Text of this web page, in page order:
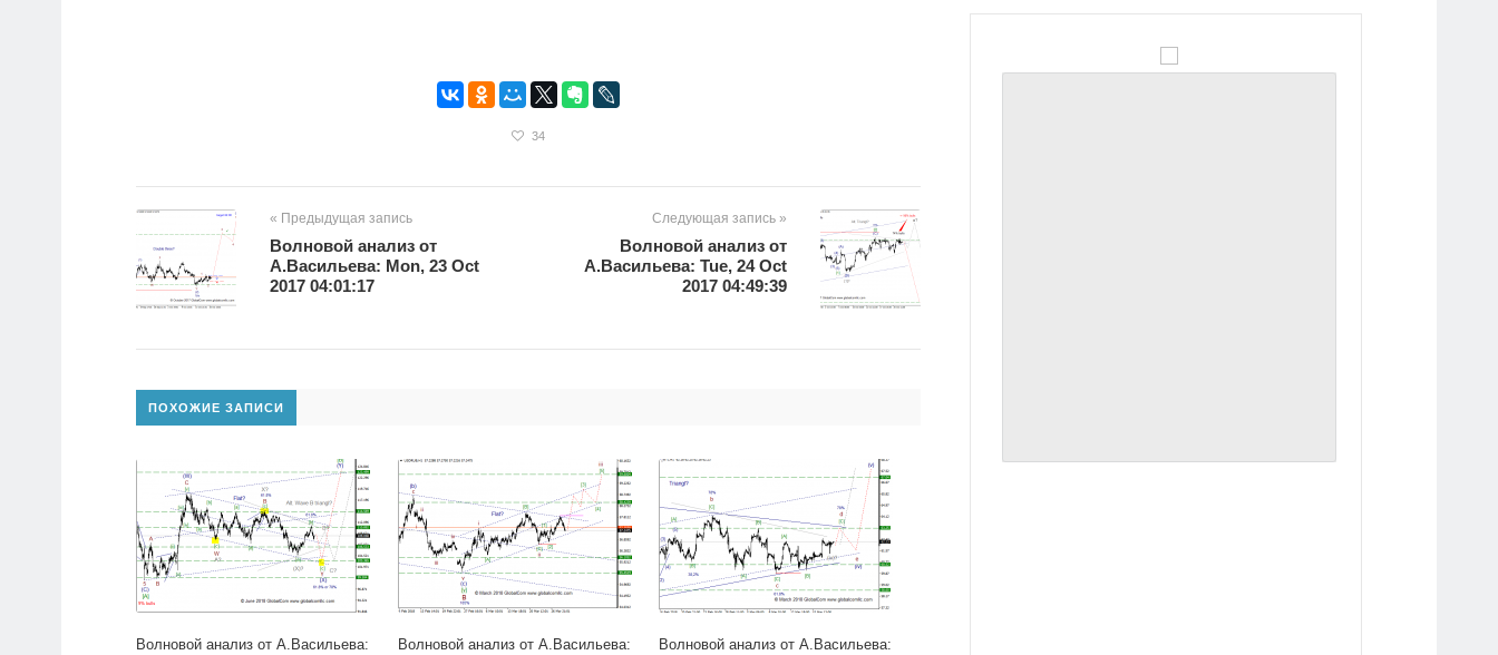
34
« Предыдущая запись
Волновой анализ от
А.Васильева: Mon, 23 Oct
2017 04:01:17
Следующая запись »
Волновой анализ от
А.Васильева: Tue, 24 Oct
2017 04:49:39
ПОХОЖИЕ ЗАПИСИ
Волновой анализ от А.Васильева:
Волновой анализ от А.Васильева:
Волновой анализ от А.Васильева: